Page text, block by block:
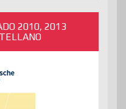
2010, 2013